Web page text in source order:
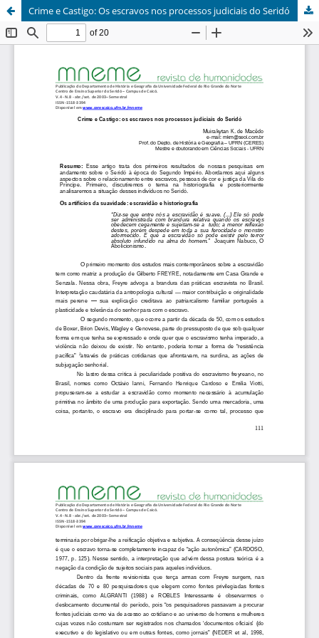
Crime e Castigo: Os escravos nos processos judiciais do Seridó